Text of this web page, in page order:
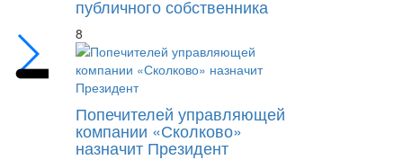
публичного собственника
8
Попечителей управляющей
компании «Сколково»
назначит Президент